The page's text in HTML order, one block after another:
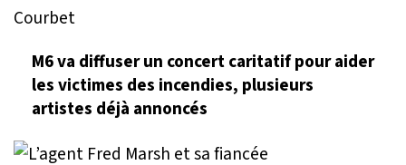
M6 va diffuser un concert caritatif pour aider
les victimes des incendies, plusieurs
artistes déjà annoncés